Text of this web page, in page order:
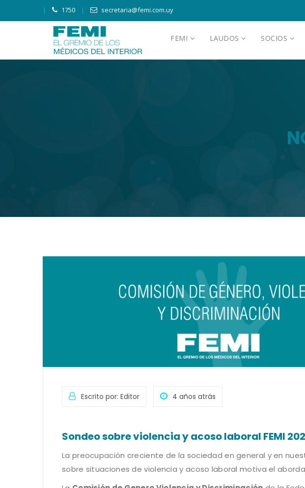
1750 secretaria@femi.com.uy
FEMI LAUDOS SOCIOS
Escrito por: Editor 4 años atrás
Sondeo sobre violencia y acoso laboral FEMI
La preocupación creciente de la sociedad en general y en
sobre situaciones de violencia y acoso laboral motiva el